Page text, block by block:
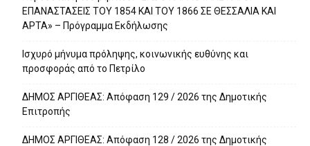
ΕΠΑΝΑΣΤΑΣΕΙΣ ΤΟΥ 1854 ΚΑΙ ΤΟΥ 1866 ΣΕ ΘΕΣΣΑΛΙΑ ΚΑΙ
ΑΡΤΑ» – Πρόγραμμα Εκδήλωσης
Ισχυρό μήνυμα πρόληψης, κοινωνικής ευθύνης και
προσφοράς από το Πετρίλο
ΔΗΜΟΣ ΑΡΓΙΘΕΑΣ: Απόφαση 129 / 2026 της Δημοτικής
Επιτροπής
ΔΗΜΟΣ ΑΡΓΙΘΕΑΣ: Απόφαση 128 / 2026 της Δημοτικής